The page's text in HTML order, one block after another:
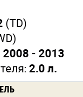
(TD)
2008 - 2013
2.0 л.